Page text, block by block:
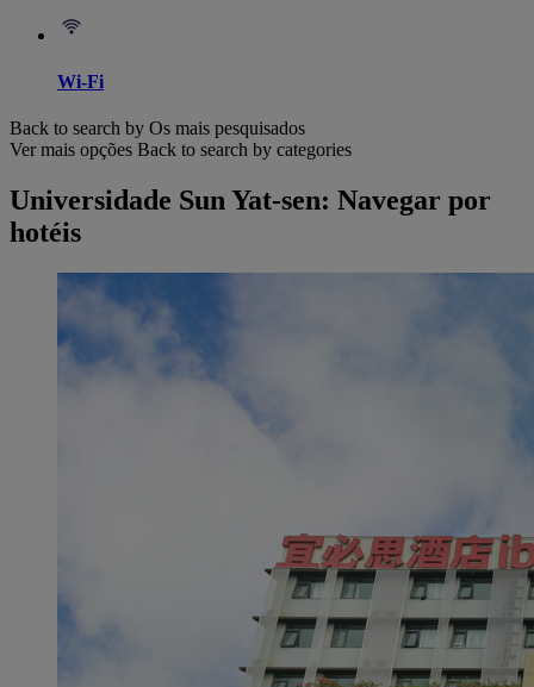
Wi-Fi
Back to search by Os mais pesquisados
Ver mais opções Back to search by categories
Universidade Sun Yat-sen: Navegar por
hotéis